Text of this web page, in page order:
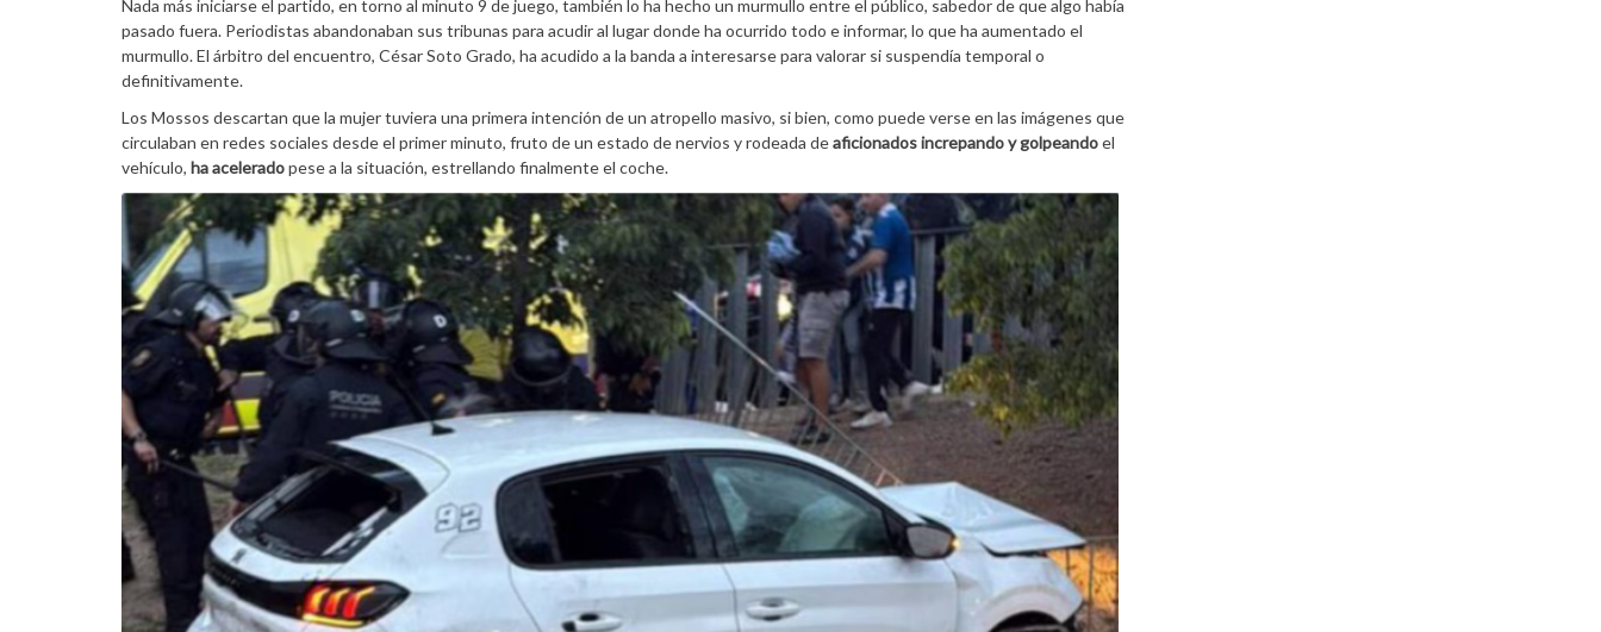
Nada más iniciarse el partido, en torno al minuto 9 de juego, también lo ha hecho un murmullo entre el público, sabedor de que algo había
pasado fuera. Periodistas abandonaban sus tribunas para acudir al lugar donde ha ocurrido todo e informar, lo que ha aumentado el
murmullo. El árbitro del encuentro, César Soto Grado, ha acudido a la banda a interesarse para valorar si suspendía temporal o
definitivamente.
Los Mossos descartan que la mujer tuviera una primera intención de un atropello masivo, si bien, como puede verse en las imágenes que
circulaban en redes sociales desde el primer minuto, fruto de un estado de nervios y rodeada deaficionados increpando y golpeandoel
vehículo, ha aceleradopese a la situación, estrellando finalmente el coche.